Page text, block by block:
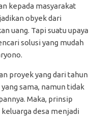
kepada masyarakat
obyek dari
uang. Tapi suatu upaya
solusi yang mudah
proyek yang dari tahun
sama, namun tidak
Maka, prinsip
desa menjadi